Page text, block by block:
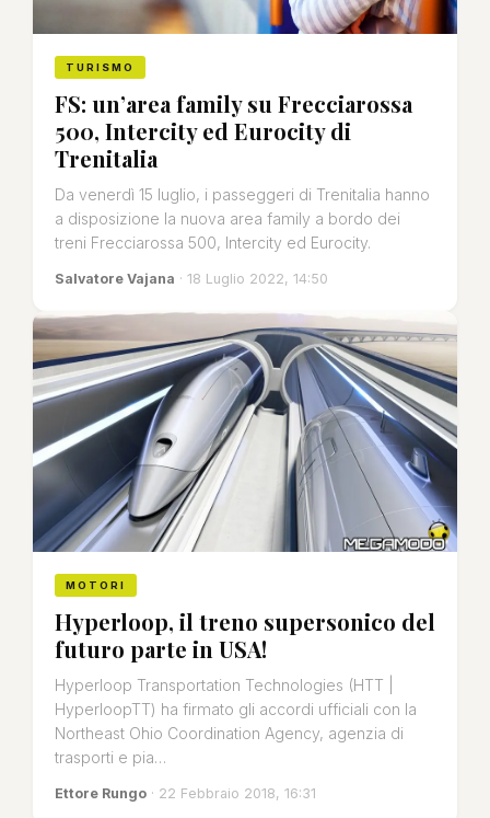
TURISMO
FS: un’area family su Frecciarossa
500, Intercity ed Eurocity di
Trenitalia
Da venerdì 15 luglio, i passeggeri di Trenitalia hanno
a disposizione la nuova area family a bordo dei
treni Frecciarossa 500, Intercity ed Eurocity.
Salvatore Vajana · 18 Luglio 2022, 14:50
MOTORI
Hyperloop, il treno supersonico del
futuro parte in USA!
Hyperloop Transportation Technologies (HTT |
HyperloopTT) ha firmato gli accordi ufficiali con la
Northeast Ohio Coordination Agency, agenzia di
trasporti e pia…
Ettore Rungo · 22 Febbraio 2018, 16:31